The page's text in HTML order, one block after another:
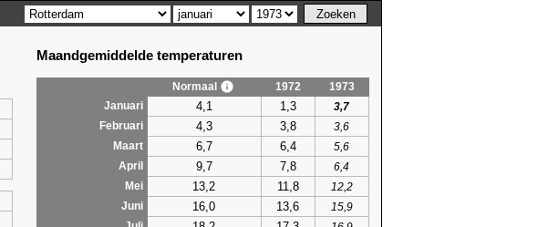
Maandgemiddelde temperaturen
Normaal 1972
1973
Januari
4,1 1,3
3,7
Februari
4,3 3,8
3,6
Maart
6,7 6,4
5,6
April
9,7 7,8
6,4
Mei
13,2 11,8
12,2
Juni
16,0 13,6
15,9